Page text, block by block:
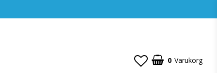
0 Varukorg